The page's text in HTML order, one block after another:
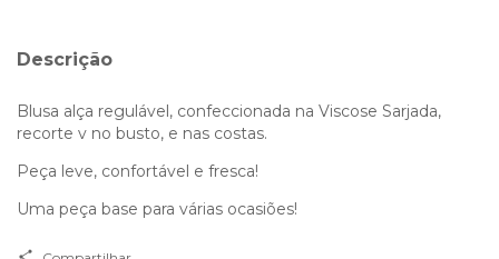
Descrição
Blusa alça regulável, confeccionada na Viscose Sarjada,
recorte v no busto, e nas costas.
Peça leve, confortável e fresca!
Uma peça base para várias ocasiões!